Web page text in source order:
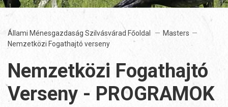
Állami Ménesgazdaság Szilvásvárad Főoldal
Masters
Nemzetközi Fogathajtó verseny
Nemzetközi Fogathajtó
Verseny - PROGRAMOK